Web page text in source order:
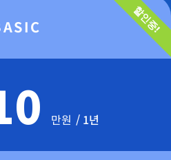
할인중!
만원 / 1년